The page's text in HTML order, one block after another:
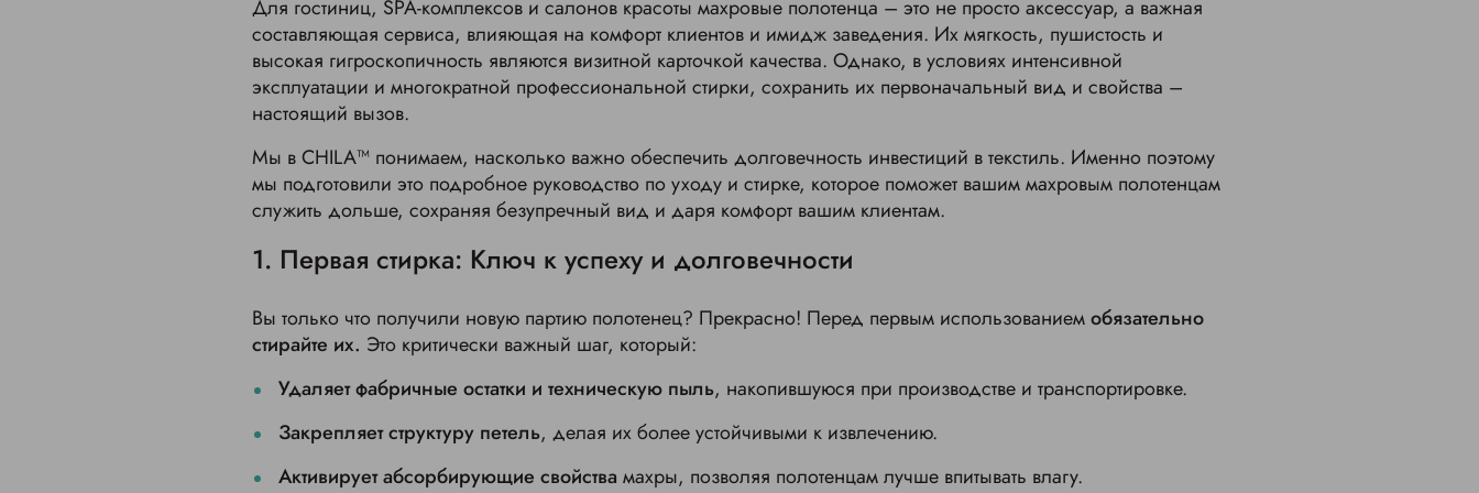
Для гостиниц, SPA-комплексов и салонов красоты махровые полотенца – это не просто аксессуар, а важная
составляющая сервиса, влияющая на комфорт клиентов и имидж заведения. Их мягкость, пушистость и
высокая гигроскопичность являются визитной карточкой качества. Однако, в условиях интенсивной
эксплуатации и многократной профессиональной стирки, сохранить их первоначальный вид и свойства –
настоящий вызов.
Мы в CHILA™ понимаем, насколько важно обеспечить долговечность инвестиций в текстиль. Именно поэтому
мы подготовили это подробное руководство по уходу и стирке, которое поможет вашим махровым полотенцам
служить дольше, сохраняя безупречный вид и даря комфорт вашим клиентам.
1. Первая стирка: Ключ к успеху и долговечности
Вы только что получили новую партию полотенец? Прекрасно! Перед первым использованиемобязательно
стирайте их. Это критически важный шаг, который:
Удаляет фабричные остатки и техническую пыль, накопившуюся при производстве и транспортировке.
Закрепляет структуру петель, делая их более устойчивыми к извлечению.
Активирует абсорбирующие свойства махры, позволяя полотенцам лучше впитывать влагу.